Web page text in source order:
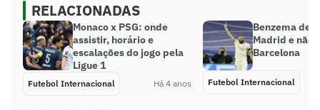
RELACIONADAS
Monaco x PSG: onde
assistir, horário e
escalações do jogo pela
Ligue 1
Futebol Internacional Há 4 anos
Benzema
Madrid e não
Barcelona
Futebol Internacional